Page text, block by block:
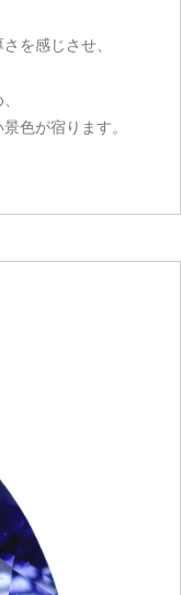
を感じさせ、
色が宿ります。